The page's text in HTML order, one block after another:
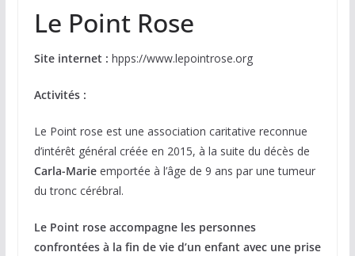
Le Point Rose
Site internet : hpps://www.lepointrose.org
Activités :
Le Point rose est une association caritative reconnue
d’intérêt général créée en 2015, à la suite du décès de
Carla-Marieemportée à l’âge de 9 ans par une tumeur
du tronc cérébral.
Le Point rose accompagne les personnes
confrontées à la fin de vie d’un enfant avec une prise